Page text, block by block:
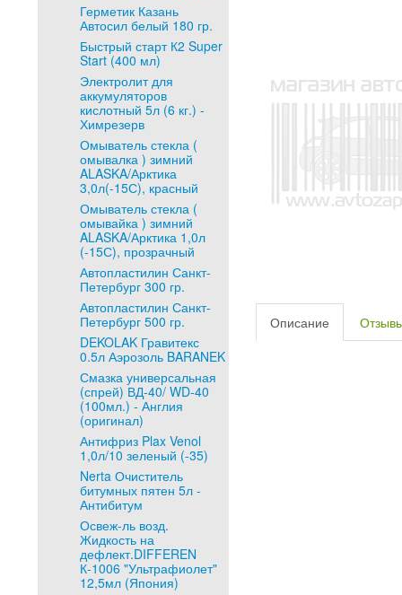
Герметик Казань
Автосил белый 180 гр.
Быстрый старт К2 Super
Start (400 мл)
Электролит для
аккумуляторов
кислотный 5л (6 кг.) -
Химрезерв
Омыватель стекла (
омывалка ) зимний
ALASKA/Арктика
3,0л(-15С), красный
Омыватель стекла (
омывайка ) зимний
ALASKA/Арктика 1,0л
(-15С), прозрачный
Автопластилин Санкт-
Петербург 300 гр.
Автопластилин Санкт-
Петербург 500 гр.
DEKOLAK Гравитекс
0.5л Аэрозоль BARANEK
Смазка универсальная
(спрей) ВД-40/ WD-40
(100мл.) - Англия
(оригинал)
Антифриз Plax Venol
1,0л/10 зеленый (-35)
Nerta Очиститель
битумных пятен 5л -
Антибитум
Освеж-ль возд.
Жидкость на
дефлект.DIFFEREN
К-1006 "Ультрафиолет"
12,5мл (Япония)
Описание